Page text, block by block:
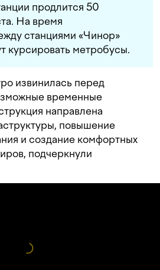
продлится 50
На время
станциями «Чинор»
курсировать метробусы.
извинилась перед
временные
направлена
повышение
и создание комфортных
подчеркнули